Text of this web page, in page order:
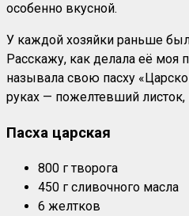
особенно вкусной.
У каждой хозяйки раньше
Расскажу, как делала её моя
называла свою пасху
руках — пожелтевший листок,
Пасха царская
800 г творога
450 г сливочного масла
6 желтков